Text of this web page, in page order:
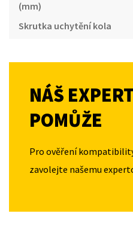
(mm)
Skrutka uchytění kola
NÁŠ
POMŮŽE
Pro ověření
zavolejte našemu